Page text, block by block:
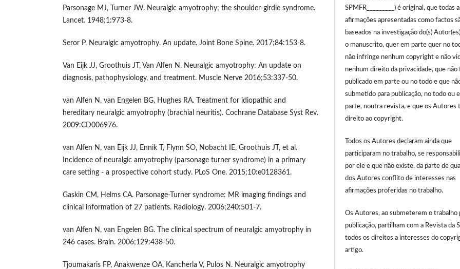
Parsonage MJ, Turner JW. Neuralgic amyotrophy; the shoulder-girdle syndrome.
Lancet. 1948;1:973-8.
Seror P. Neuralgic amyotrophy. An update. Joint Bone Spine. 2017;84:153-8.
Van Eijk JJ, Groothuis JT, Van Alfen N. Neuralgic amyotrophy: An update on
diagnosis, pathophysiology, and treatment. Muscle Nerve 2016;53:337-50.
van Alfen N, van Engelen BG, Hughes RA. Treatment for idiopathic and
hereditary neuralgic amyotrophy (brachial neuritis). Cochrane Database Syst Rev.
2009:CD006976.
van Alfen N, van Eijk JJ, Ennik T, Flynn SO, Nobacht IE, Groothuis JT, et al.
Incidence of neuralgic amyotrophy (parsonage turner syndrome) in a primary
care setting - a prospective cohort study. PLoS One. 2015;10:e0128361.
Gaskin CM, Helms CA. Parsonage-Turner syndrome: MR imaging findings and
clinical information of 27 patients. Radiology. 2006;240:501-7.
van Alfen N, van Engelen BG. The clinical spectrum of neuralgic amyotrophy in
246 cases. Brain. 2006;129:438-50.
Tjoumakaris FP, Anakwenze OA, Kancherla V, Pulos N. Neuralgic amyotrophy
SPMFR_________) é original, que todas
afirmações apresentadas como factos
baseados na investigação do(s)
o manuscrito, quer em parte quer no
não infringe nenhum copyright e não
nenhum direito da privacidade, que não
publicado em parte ou no todo e que
submetido para publicação, no todo ou
parte, noutra revista, e que os Autores
direito ao copyright.
Todos os Autores declaram ainda que
participaram no trabalho, se
por ele e que não existe, da parte de
dos Autores conflito de interesses nas
afirmações proferidas no trabalho.
Os Autores, ao submeterem o trabalho
publicação, partilham com a Revista da
todos os direitos a interesses do
artigo.